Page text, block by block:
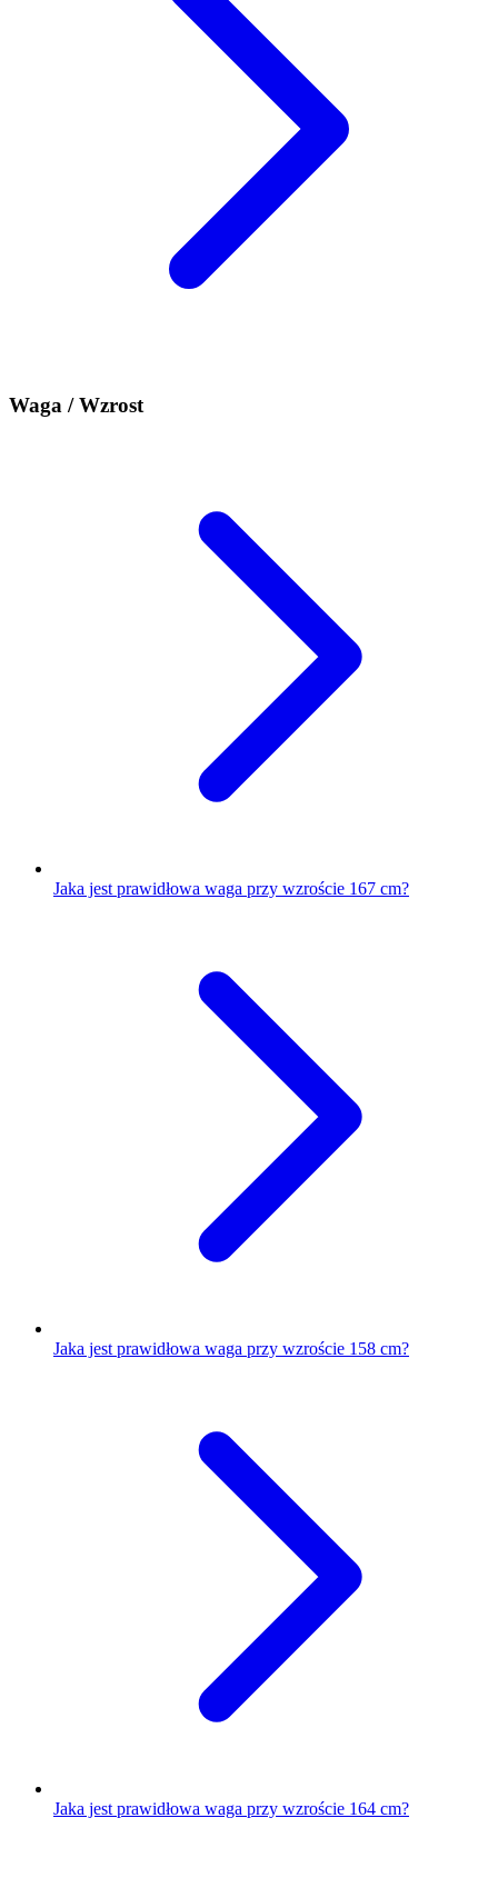
Waga / Wzrost
Jaka jest prawidłowa waga przy wzroście 167 cm?
Jaka jest prawidłowa waga przy wzroście 158 cm?
Jaka jest prawidłowa waga przy wzroście 164 cm?